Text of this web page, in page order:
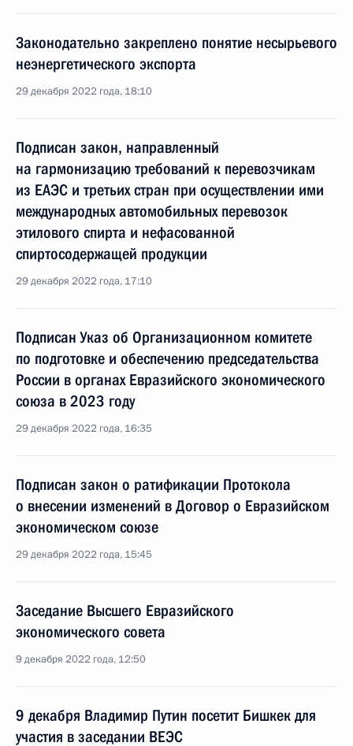
Законодательно закреплено понятие несырьевого
неэнергетического экспорта
29 декабря 2022 года, 18:10
Подписан закон, направленный
на гармонизацию требований к перевозчикам
из ЕАЭС и третьих стран при осуществлении ими
международных автомобильных перевозок
этилового спирта и нефасованной
спиртосодержащей продукции
29 декабря 2022 года, 17:10
Подписан Указ об Организационном комитете
по подготовке и обеспечению председательства
России в органах Евразийского экономического
союза в 2023 году
29 декабря 2022 года, 16:35
Подписан закон о ратификации Протокола
о внесении изменений в Договор о Евразийском
экономическом союзе
29 декабря 2022 года, 15:45
Заседание Высшего Евразийского
экономического совета
9 декабря 2022 года, 12:50
9 декабря Владимир Путин посетит Бишкек для
участия в заседании ВЕЭС